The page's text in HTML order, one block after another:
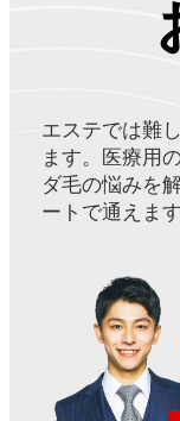
エステでは難
ます。医療用
ダ毛の悩みを
ートで通えます